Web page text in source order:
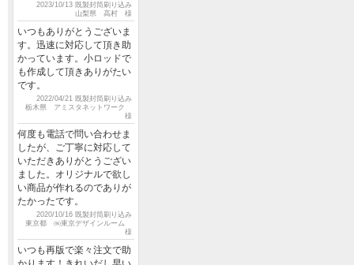
2023/10/13 既製封筒刷り込み
山梨県 高村 様
いつもありがとうございま
す。迅速に対応して頂き助
かっています。小ロッドで
も作成して頂きありがたい
です。
2022/04/21 既製封筒刷り込み
栃木県 アミスタネットワーク
様
何度も電話で問い合わせま
したが、ご丁寧に対応して
いただきありがとうござい
ました。オリジナルで欲し
い商品が作れるのでありが
たかったです。
2020/10/16 既製封筒刷り込み
東京都 ㈱東京デザインルーム
様
いつも再版で楽々注文で助